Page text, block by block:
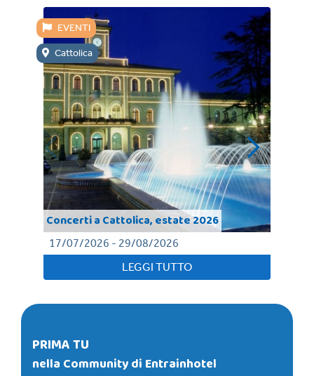
EVENTI
Cattolica
Concerti a Cattolica, estate 2026
17/07/2026 - 29/08/2026
LEGGI TUTTO
PRIMA TU
nella Community di Entrainhotel